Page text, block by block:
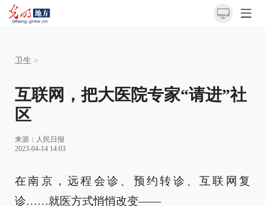
卫生 >
互联网，把大医院专家“请进”社
区
来源： 人民日报
2023-04-14 14:03
在南京，远程会诊、预约转诊、互联网复
诊……就医方式悄悄改变——